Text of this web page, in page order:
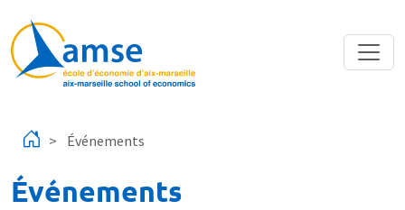
Événements
Événements